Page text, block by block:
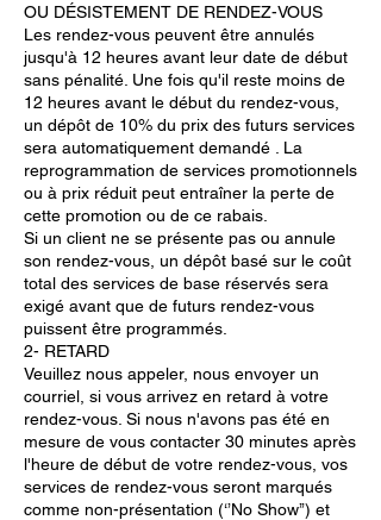
OU DÉSISTEMENT DE RENDEZ-VOUS
Les rendez-vous peuvent être annulés
jusqu'à 12 heures avant leur date de début
sans pénalité. Une fois qu'il reste moins de
12 heures avant le début du rendez-vous,
un dépôt de 10% du prix des futurs services
sera automatiquement demandé . La
reprogrammation de services promotionnels
ou à prix réduit peut entraîner la perte de
cette promotion ou de ce rabais.
Si un client ne se présente pas ou annule
son rendez-vous, un dépôt basé sur le coût
total des services de base réservés sera
exigé avant que de futurs rendez-vous
puissent être programmés.
2- RETARD
Veuillez nous appeler, nous envoyer un
courriel, si vous arrivez en retard à votre
rendez-vous. Si nous n'avons pas été en
mesure de vous contacter 30 minutes après
l'heure de début de votre rendez-vous, vos
services de rendez-vous seront marqués
comme non-présentation (‘’No Show’’) et